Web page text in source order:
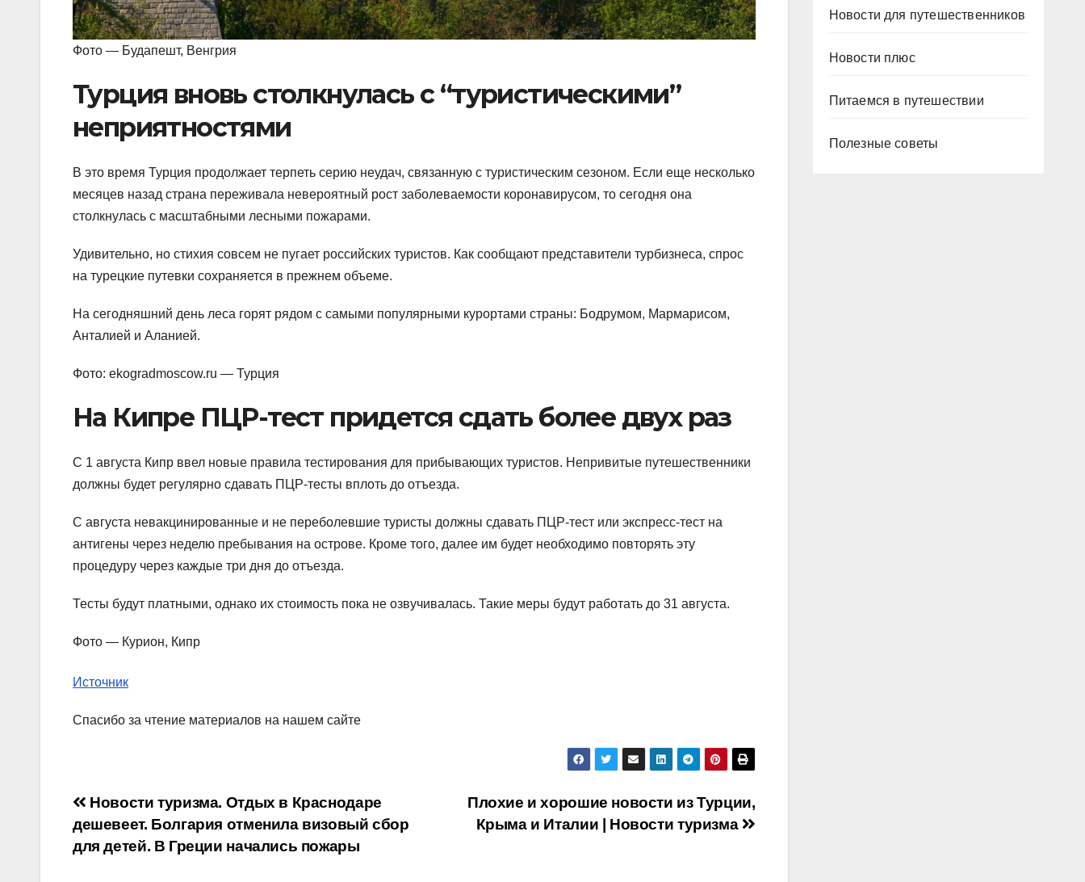
Фото — Будапешт, Венгрия
Турция вновь столкнулась с “туристическими”
неприятностями
В это время Турция продолжает терпеть серию неудач, связанную с туристическим сезоном. Если еще несколько
месяцев назад страна переживала невероятный рост заболеваемости коронавирусом, то сегодня она
столкнулась с масштабными лесными пожарами.
Удивительно, но стихия совсем не пугает российских туристов. Как сообщают представители турбизнеса, спрос
на турецкие путевки сохраняется в прежнем объеме.
На сегодняшний день леса горят рядом с самыми популярными курортами страны: Бодрумом, Мармарисом,
Анталией и Аланией.
Фото: ekogradmoscow.ru — Турция
На Кипре ПЦР-тест придется сдать более двух раз
С 1 августа Кипр ввел новые правила тестирования для прибывающих туристов. Непривитые путешественники
должны будет регулярно сдавать ПЦР-тесты вплоть до отъезда.
С августа невакцинированные и не переболевшие туристы должны сдавать ПЦР-тест или экспресс-тест на
антигены через неделю пребывания на острове. Кроме того, далее им будет необходимо повторять эту
процедуру через каждые три дня до отъезда.
Тесты будут платными, однако их стоимость пока не озвучивалась. Такие меры будут работать до 31 августа.
Фото — Курион, Кипр
Источник
Спасибо за чтение материалов на нашем сайте
Навигация
по
Плохие и хорошие новости из Турции,
Крыма и Италии | Новости туризма
Новости туризма. Отдых в Краснодаре
дешевеет. Болгария отменила визовый сбор
для детей. В Греции начались пожары
Новости для путешественников
Новости плюс
Питаемся в путешествии
Полезные советы